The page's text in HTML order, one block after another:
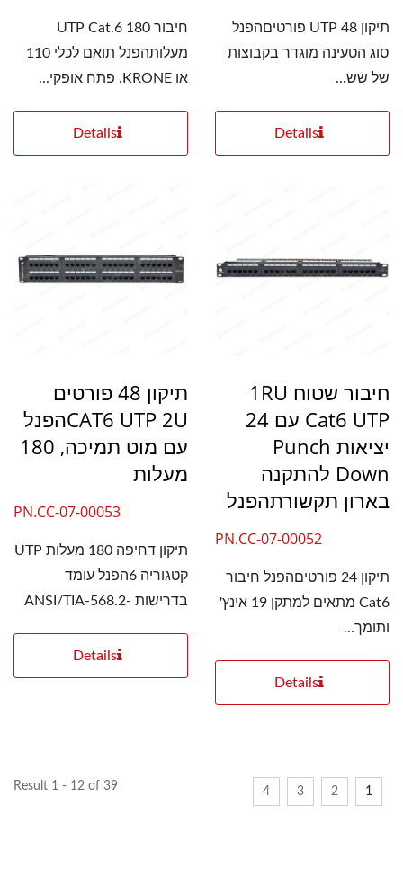
תיקון UTP 48 פורטיםהפנל
סוג הטעינה מוגדר בקבוצות
של שש...
Details
חיבור UTP Cat.6 180
מעלותהפנל תואם לכלי 110
או KRONE. פתח אופקי...
Details
חיבור שטוח 1RU
Cat6 UTP עם 24
יציאות Punch
Down להתקנה
בארון תקשורתהפנל
PN.CC-07-00052
תיקון 24 פורטיםהפנל חיבור
Cat6 מתאים למתקן 19 אינץ'
ותומך...
Details
תיקון 48 פורטים
CAT6 UTP 2Uהפנל
עם מוט תמיכה, 180
מעלות
PN.CC-07-00053
תיקון דחיפה 180 מעלות UTP
קטגוריה 6הפנל עומד
בדרישות ANSI/TIA-568.2-
Details
Result 1 - 12 of 39 1
2
3
4